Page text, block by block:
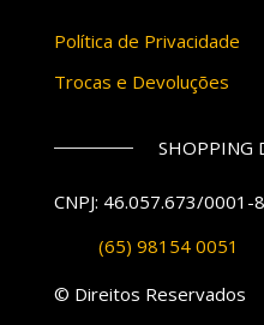
Política de Privacidade
Trocas e Devoluções
SHOPPING
CNPJ: 46.057.673/0001-
(65) 98154 0051
© Direitos Reservados